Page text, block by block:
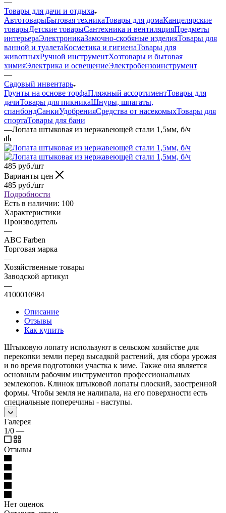
Товары для дачи и отдыха
АвтотоварыБытовая техникаТовары для домаКанцелярские
товарыДетские товарыСантехника и вентиляцияПредметы
интерьераЭлектроникаЗамочно-скобяные изделияТовары для
ванной и туалетаКосметика и гигиенаТовары для
животныхРучной инструментХозтовары и бытовая
химияЭлектрика и освещениеЭлектробензоинструмент
—
Садовый инвентарь
Грунты на основе торфаПляжный ассортиментТовары для
дачиТовары для пикникаШнуры, шпагаты,
спанбондСанкиУдобренияСредства от насекомыхТовары для
спортаТовары для бани
—Лопата штыковая из нержавеющей стали 1,5мм, б/ч
485 руб./шт
Варианты цен
485 руб./шт
Подробности
Есть в наличии: 100
Характеристики
Производитель
—
ABC Farben
Торговая марка
—
Хозяйственные товары
Заводской артикул
—
4100010984
Описание
Отзывы
Как купить
Штыковую лопату используют в сельском хозяйстве для
перекопки земли перед высадкой растений, для сбора урожая
и во время подготовки участка к зиме. Также она является
основным рабочим инструментов профессиональных
землекопов. Клинок штыковой лопаты плоский, заостренной
формы. Чтобы земля не налипала, на его поверхности есть
специальные поперечины - наступы.
Галерея
1/0 —
Отзывы
Нет оценок